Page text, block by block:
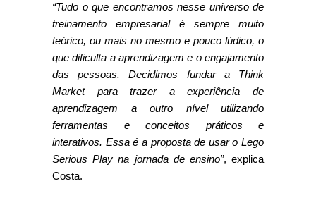
“Tudo o que encontramos nesse universo de
treinamento empresarial é sempre muito
teórico, ou mais no mesmo e pouco lúdico, o
que dificulta a aprendizagem e o engajamento
das pessoas.Decidimos fundar a Think
Market para trazer a experiência de
aprendizagem a outro nível utilizando
ferramentas e conceitos práticos e
interativos. Essa é a proposta de usar o Lego
Serious Play na jornada de ensino”, explica
Costa.